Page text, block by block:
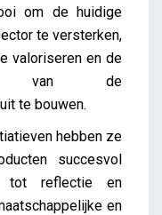
om de huidige
te versterken,
valoriseren en de
van de
te bouwen.
hebben ze
succesvol
tot reflectie en
en